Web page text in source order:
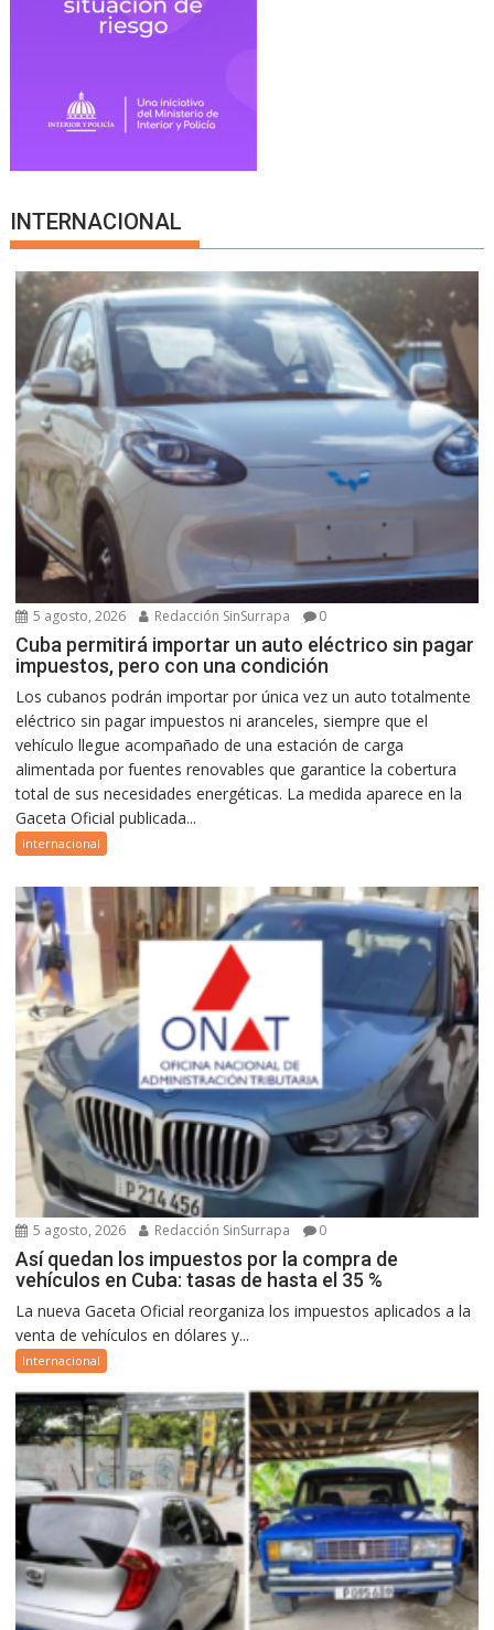
INTERNACIONAL
5 agosto, 2026 Redacción SinSurrapa 0
Cuba permitirá importar un auto eléctrico sin pagar
impuestos, pero con una condición
Los cubanos podrán importar por única vez un auto totalmente
eléctrico sin pagar impuestos ni aranceles, siempre que el
vehículo llegue acompañado de una estación de carga
alimentada por fuentes renovables que garantice la cobertura
total de sus necesidades energéticas. La medida aparece en la
Gaceta Oficial publicada...
Internacional
5 agosto, 2026 Redacción SinSurrapa 0
Así quedan los impuestos por la compra de
vehículos en Cuba: tasas de hasta el 35 %
La nueva Gaceta Oficial reorganiza los impuestos aplicados a la
venta de vehículos en dólares y...
Internacional